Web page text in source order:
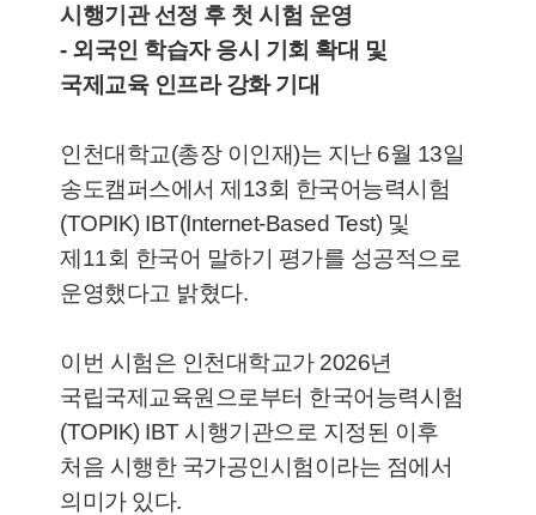
시행기관 선정 후 첫 시험 운영
- 외국인 학습자 응시 기회 확대 및
국제교육 인프라 강화 기대
인천대학교(총장 이인재)는 지난 6월 13일
송도캠퍼스에서 제13회 한국어능력시험
(TOPIK) IBT(Internet-Based Test) 및
제11회 한국어 말하기 평가를 성공적으로
운영했다고 밝혔다.
이번 시험은 인천대학교가 2026년
국립국제교육원으로부터 한국어능력시험
(TOPIK) IBT 시행기관으로 지정된 이후
처음 시행한 국가공인시험이라는 점에서
의미가 있다.